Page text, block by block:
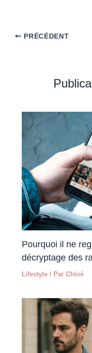
PRÉCÉDENT
Pourquoi il ne
décryptage des
Lifestyle / ParChloé